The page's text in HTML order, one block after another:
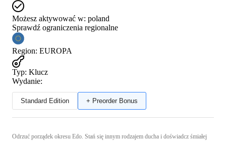
Możesz aktywować w: poland
Sprawdź ograniczenia regionalne
Region: EUROPA
Typ: Klucz
Wydanie:
Standard Edition + Preorder Bonus
Odrzuć porządek okresu Edo. Stań się innym rodzajem ducha i doświadcz śmiałej